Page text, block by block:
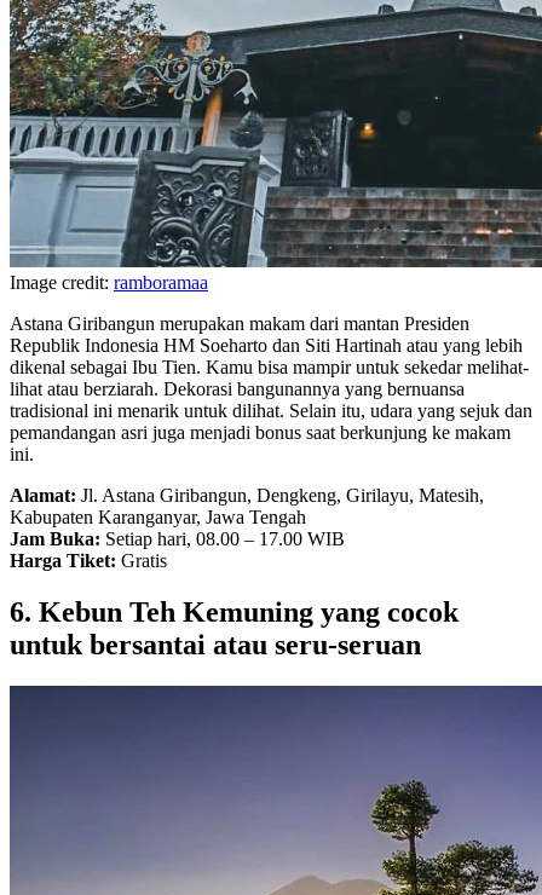
Image credit: ramboramaa
Astana Giribangun merupakan makam dari mantan Presiden
Republik Indonesia HM Soeharto dan Siti Hartinah atau yang lebih
dikenal sebagai Ibu Tien. Kamu bisa mampir untuk sekedar melihat-
lihat atau berziarah. Dekorasi bangunannya yang bernuansa
tradisional ini menarik untuk dilihat. Selain itu, udara yang sejuk dan
pemandangan asri juga menjadi bonus saat berkunjung ke makam
ini.
Alamat: Jl. Astana Giribangun, Dengkeng, Girilayu, Matesih,
Kabupaten Karanganyar, Jawa Tengah
Jam Buka: Setiap hari, 08.00 – 17.00 WIB
Harga Tiket: Gratis
6. Kebun Teh Kemuning yang cocok
untuk bersantai atau seru-seruan